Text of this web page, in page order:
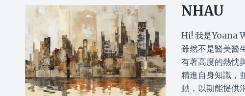
NHAU
Hi! 我是Yoana
雖然不是醫美醫
有著高度的熱忱
精進自身知識，
動，以期能提供